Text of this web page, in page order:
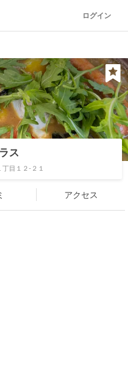
ログイン
ス
目１２-２１
アクセス